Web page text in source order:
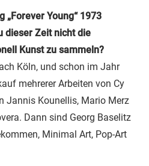
„Forever Young“ 1973
dieser Zeit nicht die
Kunst zu sammeln?
Köln, und schon im Jahr
mehrerer Arbeiten von Cy
Jannis Kounellis, Mario Merz
Dann sind Georg Baselitz
Minimal Art, Pop-Art